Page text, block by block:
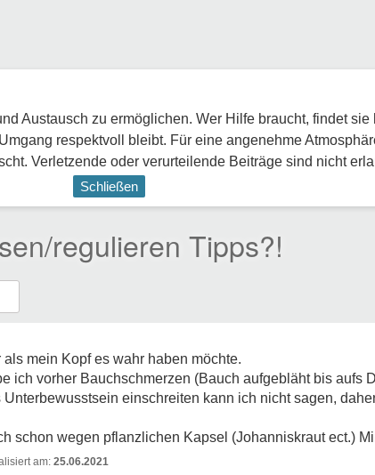
Austausch zu ermöglichen. Wer Hilfe braucht, findet sie
respektvoll bleibt. Für eine angenehme
Verletzende oder verurteilende Beiträge sind nicht
Schließen
regulieren Tipps?!
mein Kopf es wahr haben möchte.
ich vorher Bauchschmerzen (Bauch aufgebläht bis aufs
einschreiten kann ich nicht sagen,
schon wegen pflanzlichen Kapsel (Johanniskraut ect.)
25.06.2021